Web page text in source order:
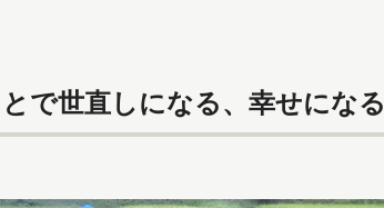
で世直しになる、幸せになる